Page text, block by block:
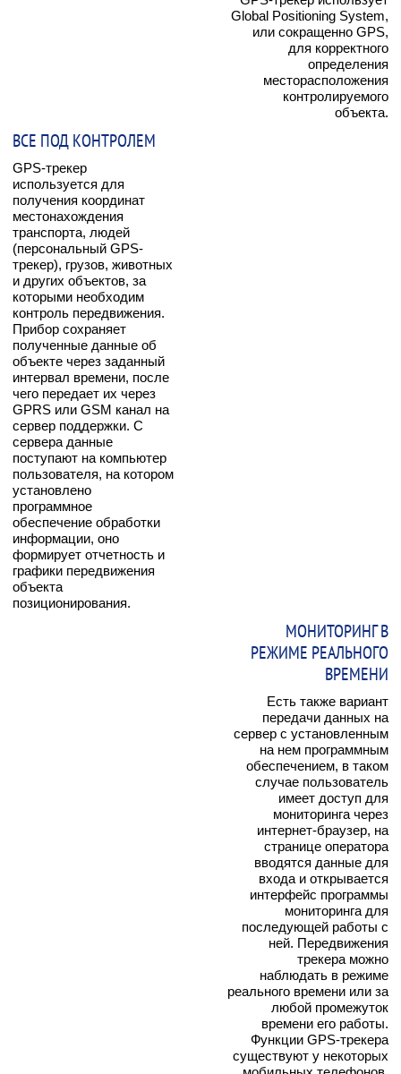
Global Positioning System,
или сокращенно GPS,
для корректного
определения
месторасположения
контролируемого
объекта.
ВСЕ ПОД КОНТРОЛЕМ
GPS-трекер
используется для
получения координат
местонахождения
транспорта, людей
(персональный GPS-
трекер), грузов, животных
и других объектов, за
которыми необходим
контроль передвижения.
Прибор сохраняет
полученные данные об
объекте через заданный
интервал времени, после
чего передает их через
GPRS или GSM канал на
сервер поддержки. С
сервера данные
поступают на компьютер
пользователя, на котором
установлено
программное
обеспечение обработки
информации, оно
формирует отчетность и
графики передвижения
объекта
позиционирования.
МОНИТОРИНГ В
РЕЖИМЕ РЕАЛЬНОГО
ВРЕМЕНИ
Есть также вариант
передачи данных на
сервер с установленным
на нем программным
обеспечением, в таком
случае пользователь
имеет доступ для
мониторинга через
интернет-браузер, на
странице оператора
вводятся данные для
входа и открывается
интерфейс программы
мониторинга для
последующей работы с
ней. Передвижения
трекера можно
наблюдать в режиме
реального времени или за
любой промежуток
времени его работы.
Функции GPS-трекера
существуют у некоторых